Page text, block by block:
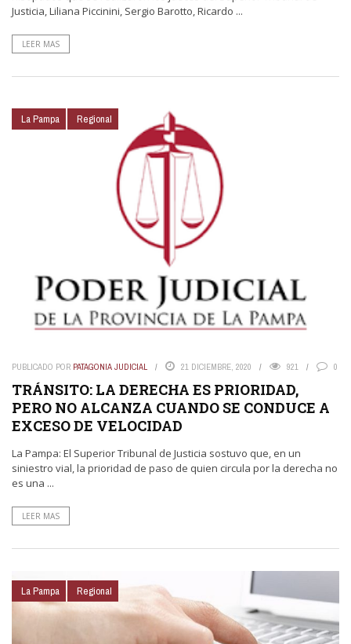
Justicia, Liliana Piccinini, Sergio Barotto, Ricardo ...
LEER MAS
La Pampa Regional
PUBLICADO POR PATAGONIA JUDICIAL 21 DICIEMBRE, 2020 921 0
TRÁNSITO: LA DERECHA ES PRIORIDAD,
PERO NO ALCANZA CUANDO SE CONDUCE A
EXCESO DE VELOCIDAD
La Pampa: El Superior Tribunal de Justicia sostuvo que, en un
siniestro vial, la prioridad de paso de quien circula por la derecha no
es una ...
LEER MAS
La Pampa Regional